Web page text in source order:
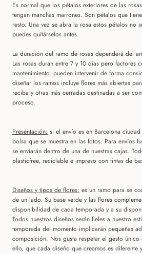
Es normal que los pétalos exteriores de las
tengan manchas marrones. Son pétalos que
resto. Una vez se abra la rosa estos pétalos no
puedes quitárselos antes.
La duración del ramo de rosas dependerá del
Las rosas duran entre 7 y 10 días pero factores
mantenimiento, pueden intervenir de forma
diseñar los ramos incluye flores más abiertas
reciba y otras más cerradas destinadas a ser
proceso.
Presentación: si el envío es en Barcelona
bolsa que se muestra en las fotos. Para envíos
se enviarán dentro de una de nuestras cajas.
plasticfree, reciclable e impreso con tintas de
Diseños y tipos de flores: es un ramo para se
de un lado. Su base verde y las flores
disponibilidad de cada temporada y a su
Todos nuestros diseños serán fieles a nuestro
temporada del momento implicarán pequeñas
composición. Nos gusta respetar el gesto
ello, que cada diseño que creamos es diferente